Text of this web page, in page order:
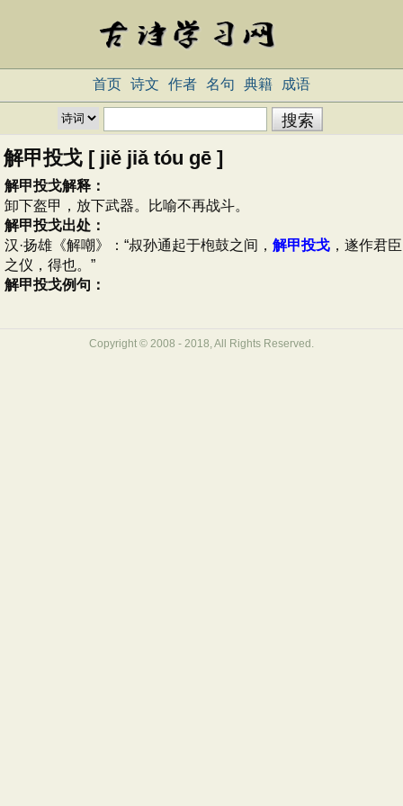
首页 诗文 作者 名句 典籍 成语
解甲投戈 [ jiě jiǎ tóu gē ]
解甲投戈解释：
卸下盔甲，放下武器。比喻不再战斗。
解甲投戈出处：
汉·扬雄《解嘲》：“叔孙通起于枹鼓之间， 解甲投戈 ，遂作君臣
之仪，得也。”
解甲投戈例句：
Copyright © 2008 - 2018, All Rights Reserved.